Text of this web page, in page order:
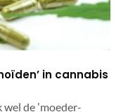
in cannabis
de 'moeder-